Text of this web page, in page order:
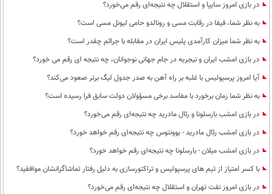
در بازی امروز سایپا و استقلال چه نتیجه‌ای رقم می‌خورد؟
به نظر شما، فیفا در رقابت مسی و رونالدو حامی لیونل مسی است؟
به نظر شما میزان کارآمدی پلیس ایران در مقابله با جرائم چقدر است؟
در بازی امشب ایران و نیجریه در جام جهانی نوجوانان، چه نتیجه ای رقم می خورد؟
آیا امروز پرسپولیس با غلبه بر راه آهن به صدر جدول لیگ برتر صعود می‌کند؟
به نظر شما زمان برخورد با مفاسد برخی مسؤولان دولت سابق فرا رسیده است؟
در بازی امشب بارسلونا و رئال مادرید چه نتیجه‌ای رقم می‌خورد؟
در بازی امشب رئال مادرید - یوونتوس چه نتیجه‌ای رقم خواهد خورد؟
در بازی امشب میلان - بارسلونا چه نتیجه‌ای رقم خواهد خورد؟
با کسر امتیاز از تیم های پرسپولیس و تراکتورسازی به دلیل رفتار تماشاگرانشان موافقید؟
در بازی امروز نفت تهران و استقلال چه نتیجه‌ای رقم می‌خورد؟